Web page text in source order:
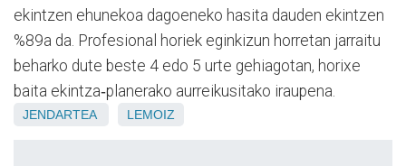
ekintzen ehunekoa dagoeneko hasita dauden ekintzen
%89a da. Profesional horiek eginkizun horretan jarraitu
beharko dute beste 4 edo 5 urte gehiagotan, horixe
baita ekintza‑planerako aurreikusitako iraupena.
JENDARTEA LEMOIZ